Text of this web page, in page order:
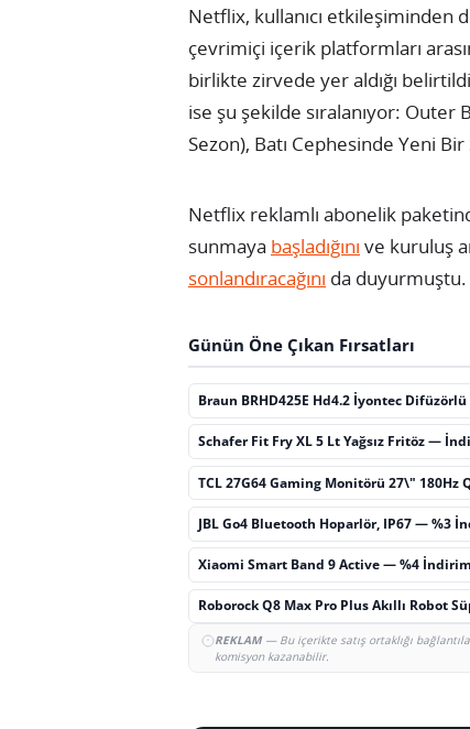
Netflix, kullanıcı etkileşiminden
çevrimiçi içerik platformları
birlikte zirvede yer aldığı
ise şu şekilde sıralanıyor: Outer
Sezon), Batı Cephesinde Yeni
Netflix reklamlı abonelik
sunmaya başladığını ve kuruluş
sonlandıracağını da duyurmuştu.
Günün Öne Çıkan Fırsatları
Braun BRHD425E Hd4.2 İyontec
Schafer Fit Fry XL 5 Lt Yağsız Fritöz —
TCL 27G64 Gaming Monitörü 27\"
JBL Go4 Bluetooth Hoparlör, IP67 — %3
Xiaomi Smart Band 9 Active — %4 İndirim
Roborock Q8 Max Pro Plus Akıllı Robot
REKLAM— Bu içerikte satış ortaklığı
komisyon kazanabilir.